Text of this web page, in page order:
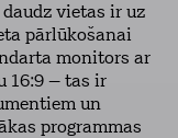
vietas ir uz
pārlūkošanai
monitors ar
16:9 – tas ir
un
programmas